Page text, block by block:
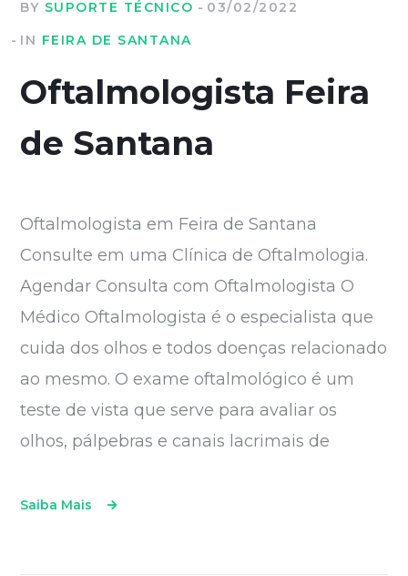
BY SUPORTE TÉCNICO
03/02/2022
IN FEIRA DE SANTANA
Oftalmologista Feira
de Santana
Oftalmologista em Feira de Santana
Consulte em uma Clínica de Oftalmologia.
Agendar Consulta com Oftalmologista O
Médico Oftalmologista é o especialista que
cuida dos olhos e todos doenças relacionado
ao mesmo. O exame oftalmológico é um
teste de vista que serve para avaliar os
olhos, pálpebras e canais lacrimais de
Saiba Mais